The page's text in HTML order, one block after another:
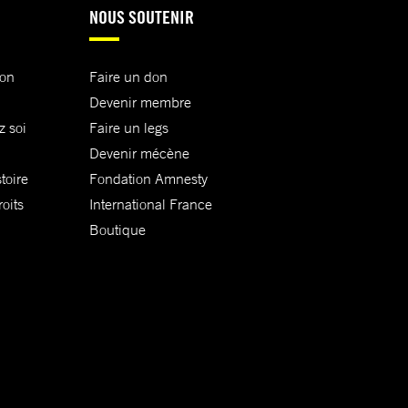
soi
NOUS SOUTENIR
Faire un don
Devenir membre
Faire un legs
Devenir mécène
Fondation Amnesty
International France
Boutique